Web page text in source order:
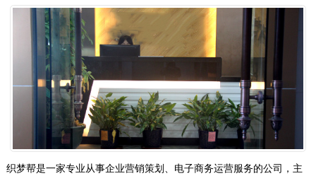
织梦帮是一家专业从事企业营销策划、电子商务运营服务的公司，主